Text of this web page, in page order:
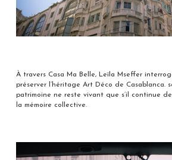
À travers Casa Ma Belle, Leïla Mseffer
préserver l’héritage Art Déco de Casablanca.
patrimoine ne reste vivant que s’il continue
la mémoire collective.